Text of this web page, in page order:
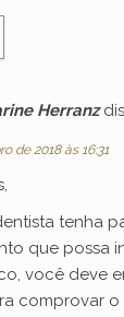
Herranz
de 2018 às 16:31
tenha
que possa
você deve
comprovar